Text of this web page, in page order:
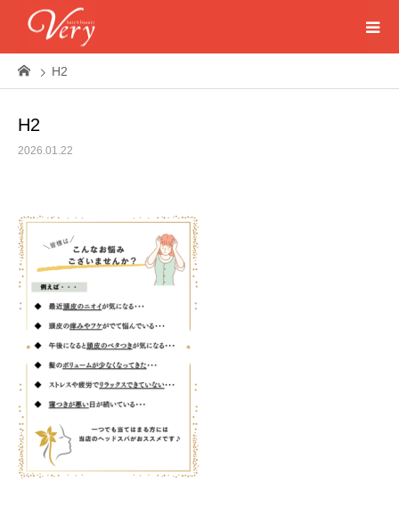
H2
H2
2026.01.22